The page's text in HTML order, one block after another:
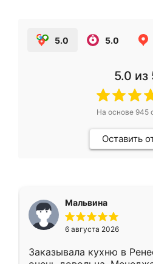
5.0 5.0
5.0 из
На основе 945
Оставить
Мальвина
6 августа 2026
Заказывала кухню в